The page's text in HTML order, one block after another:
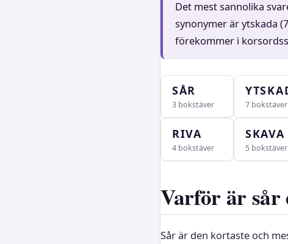
Det mest sannolika
synonymer är ytskada
förekommer i
SÅR
3 bokstäver 7 bokstäver
RIVA
4 bokstäver
SKAVA
5 bokstäver
Varför är sår
Sår är den kortaste och